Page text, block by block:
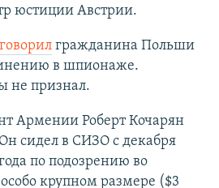
юстиции Австрии.
гражданина Польши
в шпионаже.
не признал.
Армении Роберт Кочарян
сидел в СИЗО с декабря
по подозрению во
крупном размере ($3